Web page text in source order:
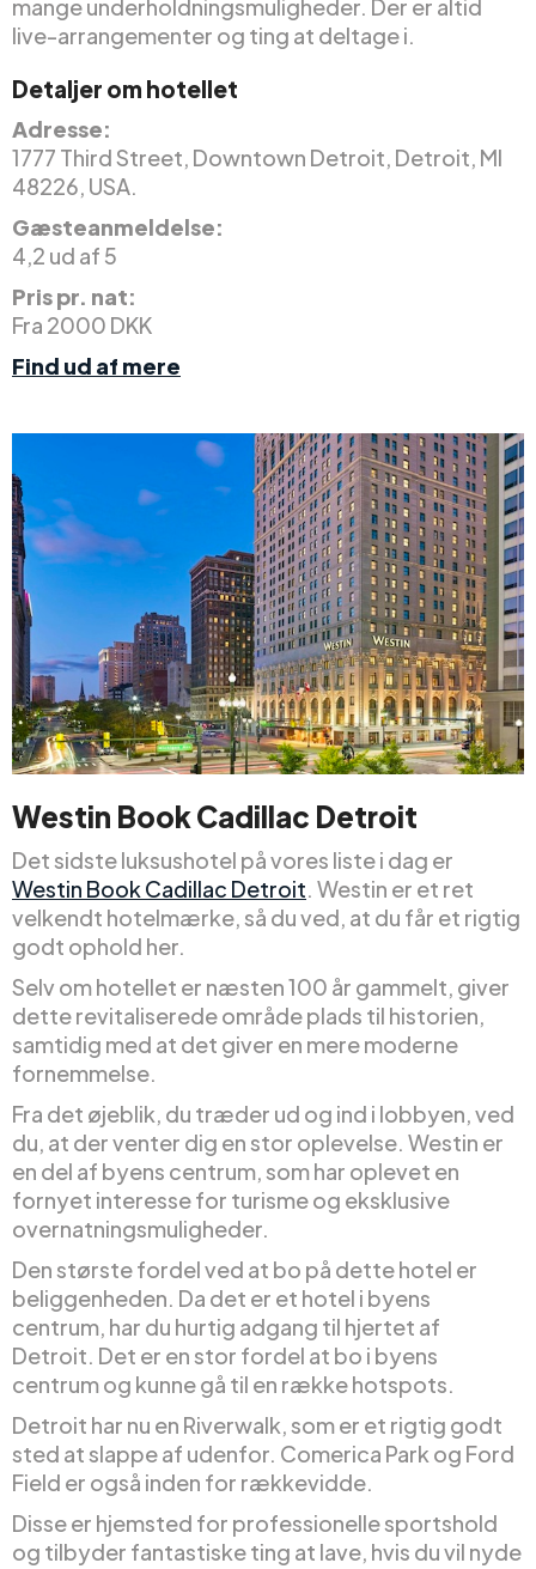
mange underholdningsmuligheder. Der er altid
live-arrangementer og ting at deltage i.
Detaljer om hotellet
Adresse:
1777 Third Street, Downtown Detroit, Detroit, MI
48226, USA.
Gæsteanmeldelse:
4,2 ud af 5
Pris pr. nat:
Fra 2000 DKK
Find ud af mere
Westin Book Cadillac Detroit
Det sidste luksushotel på vores liste i dag er
Westin Book Cadillac Detroit. Westin er et ret
velkendt hotelmærke, så du ved, at du får et rigtig
godt ophold her.
Selv om hotellet er næsten 100 år gammelt, giver
dette revitaliserede område plads til historien,
samtidig med at det giver en mere moderne
fornemmelse.
Fra det øjeblik, du træder ud og ind i lobbyen, ved
du, at der venter dig en stor oplevelse. Westin er
en del af byens centrum, som har oplevet en
fornyet interesse for turisme og eksklusive
overnatningsmuligheder.
Den største fordel ved at bo på dette hotel er
beliggenheden. Da det er et hotel i byens
centrum, har du hurtig adgang til hjertet af
Detroit. Det er en stor fordel at bo i byens
centrum og kunne gå til en række hotspots.
Detroit har nu en Riverwalk, som er et rigtig godt
sted at slappe af udenfor. Comerica Park og Ford
Field er også inden for rækkevidde.
Disse er hjemsted for professionelle sportshold
og tilbyder fantastiske ting at lave, hvis du vil nyde